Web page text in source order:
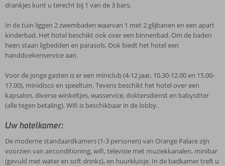
drankjes kunt u terecht bij 1 van de 3 bars.
In de tuin liggen 2 zwembaden waarvan 1 met 2 glijbanen en een apart
kinderbad. Het hotel beschikt ook over een binnenbad. Om de baden
heen staan ligbedden en parasols. Ook biedt het hotel een
handdoekenservice aan.
Voor de jonge gasten is er een miniclub (4-12 jaar, 10.30-12.00 en 15.00-
17.00), minidisco en speeltuin. Tevens beschikt het hotel over een
kapsalon, diverse winkeltjes, wasservice, doktersdienst en babysitter
(alle tegen betaling). Wifi is beschikbaar in de lobby.
Uw hotelkamer:
De moderne standaardkamers (1-3 personen) van Orange Palace zijn
voorzien van airconditioning, wifi, televisie met muziekkanalen, minibar
(gevuld met water en soft drinks), en huurkluisje. In de badkamer treft u